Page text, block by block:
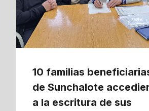
10 familias
de Sunchalote
a la escritura de sus